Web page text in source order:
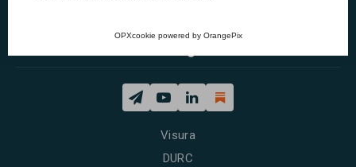
OPXcookie powered by OrangePix
Visura
DURC